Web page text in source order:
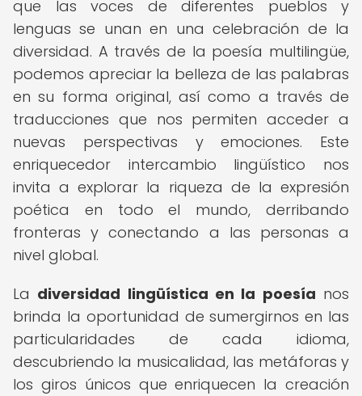
que las voces de diferentes pueblos y
lenguas se unan en una celebración de la
diversidad. A través de la poesía multilingüe,
podemos apreciar la belleza de las palabras
en su forma original, así como a través de
traducciones que nos permiten acceder a
nuevas perspectivas y emociones. Este
enriquecedor intercambio lingüístico nos
invita a explorar la riqueza de la expresión
poética en todo el mundo, derribando
fronteras y conectando a las personas a
nivel global.
La diversidad lingüística en la poesía nos
brinda la oportunidad de sumergirnos en las
particularidades de cada idioma,
descubriendo la musicalidad, las metáforas y
los giros únicos que enriquecen la creación